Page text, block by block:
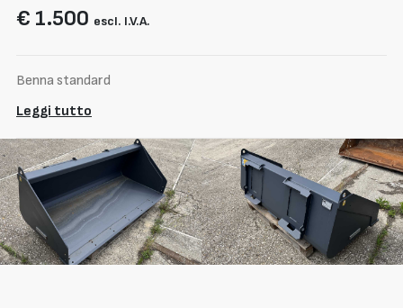
€ 1.500 escl. I.V.A.
Benna standard
Leggi tutto